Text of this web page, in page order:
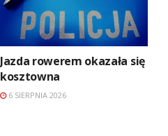
Jazda rowerem okazała się
kosztowna
6 SIERPNIA 2026